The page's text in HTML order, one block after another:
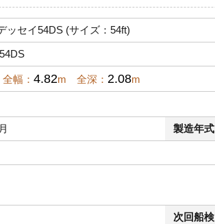
ッセイ54DS (サイズ：54ft)
幅： 4.82m 全深： 2.08m
製造年式
次回船検